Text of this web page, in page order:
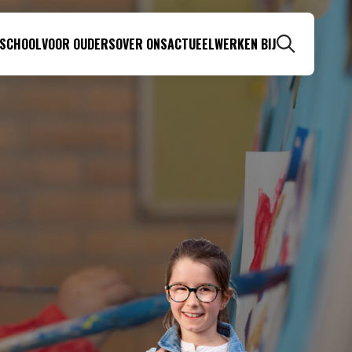
VOOR OUDERSOVER ONSACTUEELWERKEN BIJ
Zoeken